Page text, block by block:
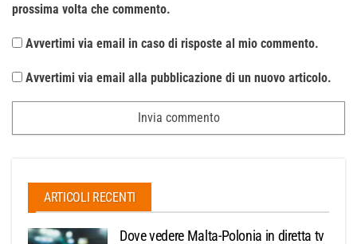
prossima volta che commento.
Avvertimi via email in caso di risposte al mio commento.
Avvertimi via email alla pubblicazione di un nuovo articolo.
ARTICOLI RECENTI
Dove vedere Malta-Polonia in diretta tv